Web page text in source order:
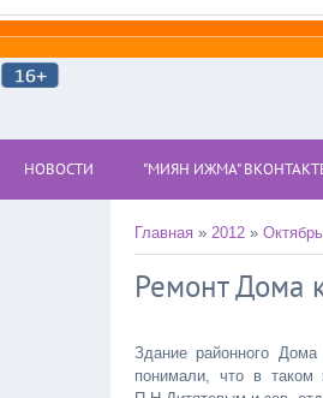
НОВОСТИ "МИЯН ИЖМА"
Главная » 2012 » Октябрь
Ремонт Дома
Здание районного
понимали, что в